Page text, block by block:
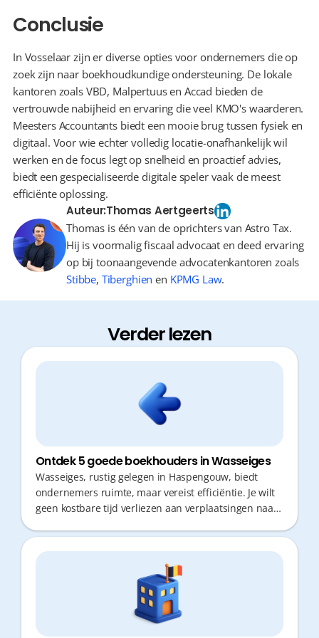
Conclusie
In Vosselaar zijn er diverse opties voor ondernemers die op
zoek zijn naar boekhoudkundige ondersteuning. De lokale
kantoren zoals VBD, Malpertuus en Accad bieden de
vertrouwde nabijheid en ervaring die veel KMO's waarderen.
Meesters Accountants biedt een mooie brug tussen fysiek en
digitaal. Voor wie echter volledig locatie-onafhankelijk wil
werken en de focus legt op snelheid en proactief advies,
biedt een gespecialiseerde digitale speler vaak de meest
efficiënte oplossing.
Auteur:Thomas Aertgeerts
Thomas is één van de oprichters van Astro Tax.
Hij is voormalig fiscaal advocaat en deed ervaring
op bij toonaangevende advocatenkantoren zoals
Stibbe, Tiberghien en KPMG Law.
Verder lezen
Ontdek 5 goede boekhouders in Wasseiges
Wasseiges, rustig gelegen in Haspengouw, biedt
ondernemers ruimte, maar vereist efficiëntie. Je wilt
geen kostbare tijd verliezen aan verplaatsingen naar
reageert en proactief fiscaal advies verleent, is
cruciaal. Zo vermijd je administratieve rompslomp en
focus je volledig op de groei van je zaak.